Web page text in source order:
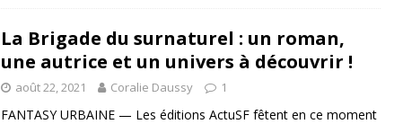
La Brigade du surnaturel : un roman,
une autrice et un univers à découvrir !
août 22, 2021 Coralie Daussy 1
FANTASY URBAINE — Les éditions ActuSF fêtent en ce moment